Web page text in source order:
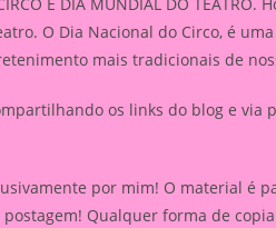
O Dia Nacional do Circo, é
mais tradicionais de
os links do blog e via
por mim! O material é
Qualquer forma de